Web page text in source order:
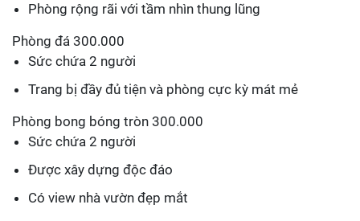
Phòng rộng rãi với tầm nhìn thung lũng
Phòng đá 300.000
Sức chứa 2 người
Trang bị đầy đủ tiện và phòng cực kỳ mát mẻ
Phòng bong bóng tròn 300.000
Sức chứa 2 người
Được xây dựng độc đáo
Có view nhà vườn đẹp mắt